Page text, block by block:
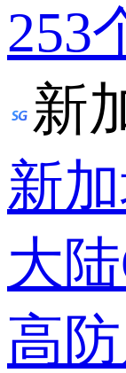
253
新
新
大
高